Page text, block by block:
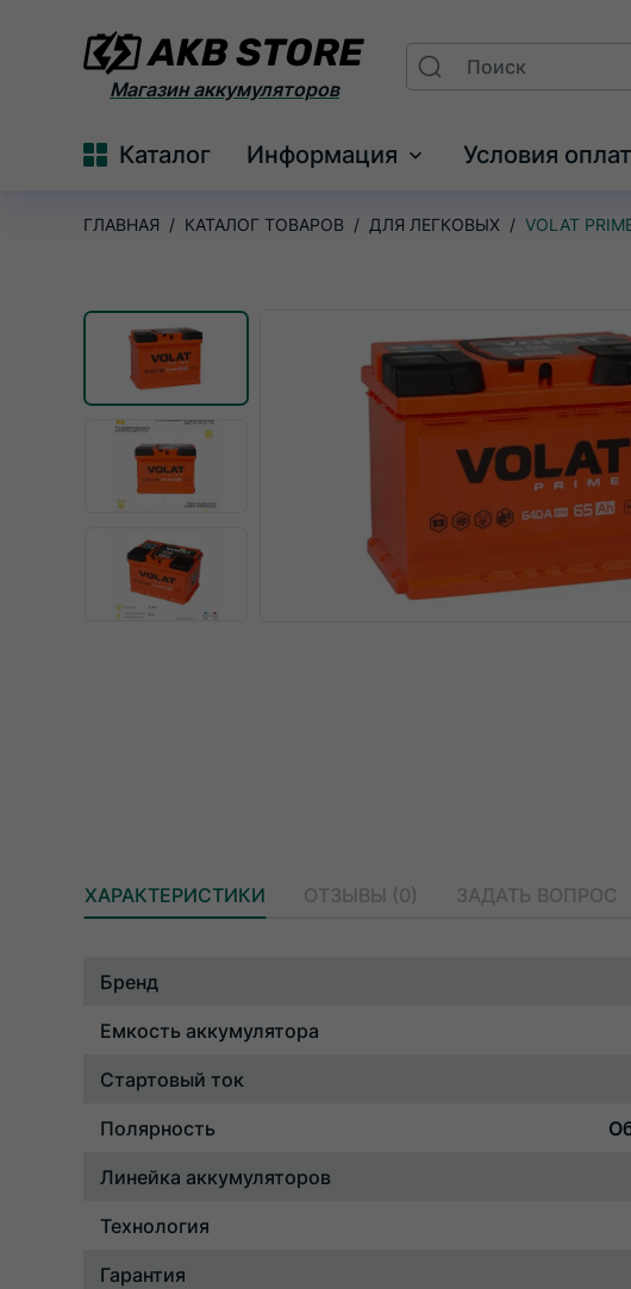
На
Магазин аккумуляторов
ПоискSearch
Каталог Информация Условия
ГЛАВНАЯ КАТАЛОГ ТОВАРОВ ДЛЯ ЛЕГКОВЫХ VOLAT
ХАРАКТЕРИСТИКИ ОТЗЫВЫ (0) ЗАДАТЬ ВОПРОС
Бренд
Емкость аккумулятора
Стартовый ток
Полярность
Линейка аккумуляторов
Технология
Гарантия